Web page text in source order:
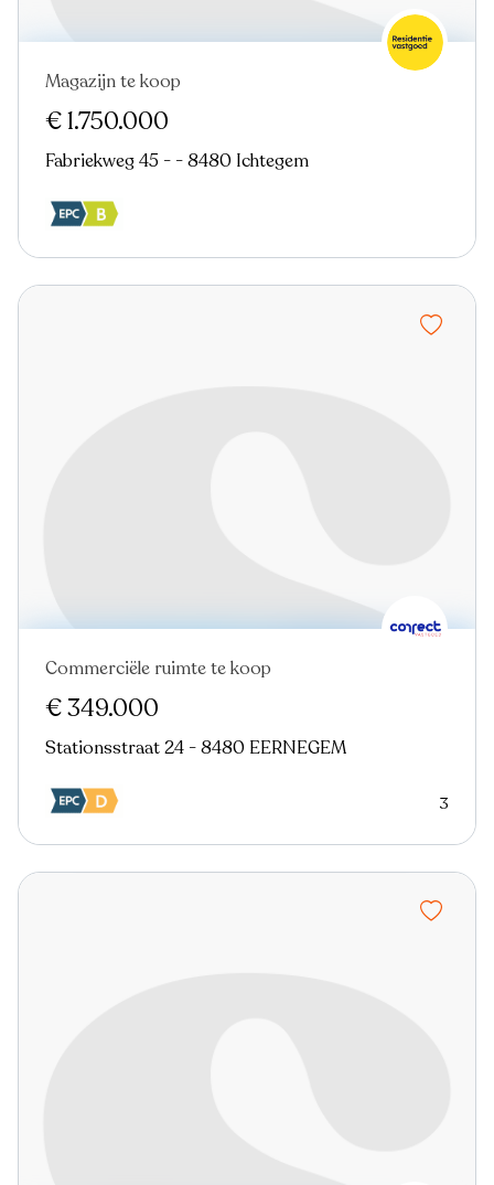
Nieuw
Magazijn te koop
€ 1.750.000
Fabriekweg 45 - - 8480 Ichtegem
Commerciële ruimte te koop
€ 349.000
Stationsstraat 24 - 8480 EERNEGEM
3